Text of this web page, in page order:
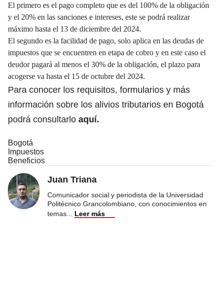
El primero es el pago completo que es del 100% de la obligación
y el 20% en las sanciones e intereses, este se podrá realizar
máximo hasta el 13 de diciembre del 2024.
El segundo es la facilidad de pago, solo aplica en las deudas de
impuestos que se encuentren en etapa de cobro y en este caso el
deudor pagará al menos el 30% de la obligación, el plazo para
acogerse va hasta el 15 de octubre del 2024.
Para conocer los requisitos, formularios y más
información sobre los alivios tributarios en Bogotá
podrá consultarlo aquí.
Bogotá
Impuestos
Beneficios
Juan Triana
Comunicador social y periodista de la Universidad
Politécnico Grancolombiano, con conocimientos en
temas
Leer más